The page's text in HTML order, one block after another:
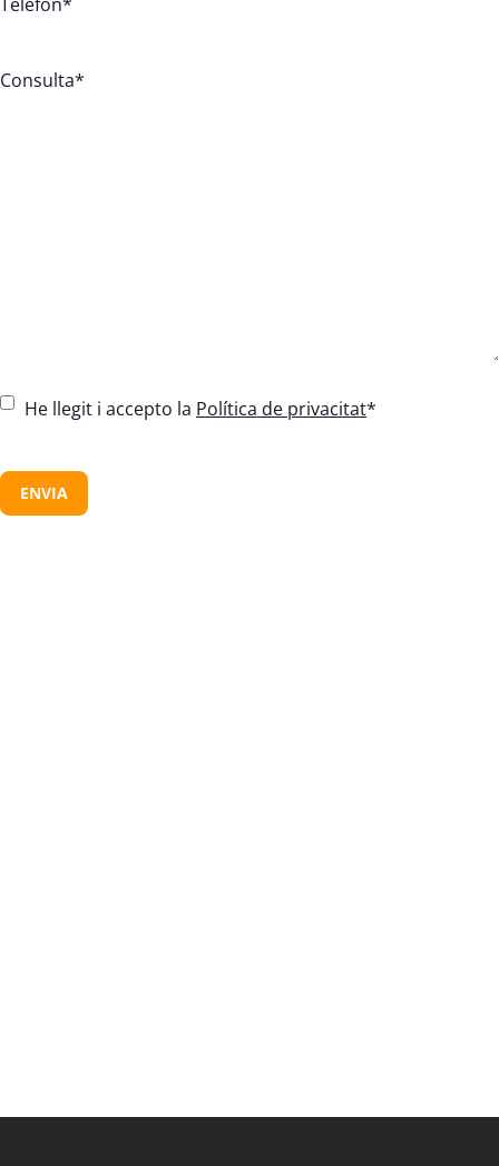
Consulta*
C
s
e
He llegit i accepto la Política de privacitat*
A
P